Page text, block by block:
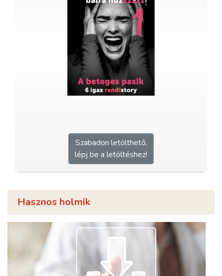
Szabadon letölthető,
lépj be a letöltéshez!
Hasznos holmik